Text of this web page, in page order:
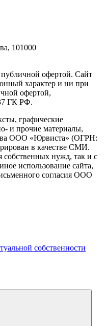
101000
офертой. Cайт
характер и ни при
офертой,
ГК РФ.
графические
и прочие материалы,
ООО «Юрвиста» (ОГРН:
в качестве СМИ.
собственных нужд, так и с
использование сайта,
согласия ООО